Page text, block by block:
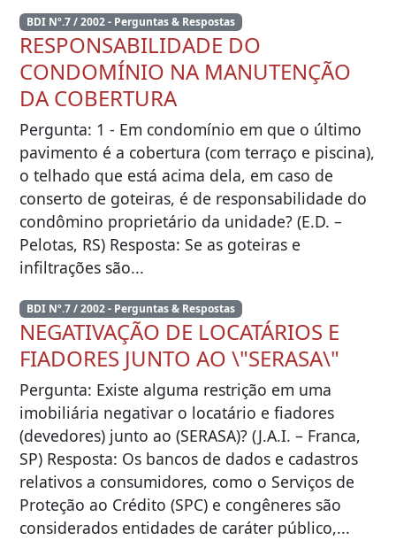
BDI Nº.7 / 2002 - Perguntas & Respostas
RESPONSABILIDADE DO
CONDOMÍNIO NA MANUTENÇÃO
DA COBERTURA
Pergunta: 1 - Em condomínio em que o último
pavimento é a cobertura (com terraço e piscina),
o telhado que está acima dela, em caso de
conserto de goteiras, é de responsabilidade do
condômino proprietário da unidade? (E.D. –
Pelotas, RS) Resposta: Se as goteiras e
infiltrações são...
BDI Nº.7 / 2002 - Perguntas & Respostas
NEGATIVAÇÃO DE LOCATÁRIOS E
FIADORES JUNTO AO \"SERASA\"
Pergunta: Existe alguma restrição em uma
imobiliária negativar o locatário e fiadores
(devedores) junto ao (SERASA)? (J.A.I. – Franca,
SP) Resposta: Os bancos de dados e cadastros
relativos a consumidores, como o Serviços de
Proteção ao Crédito (SPC) e congêneres são
considerados entidades de caráter público,...